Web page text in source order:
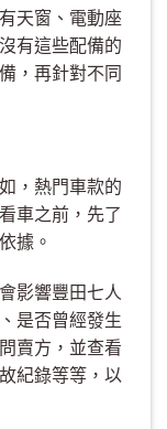
天窗、電動座
有這些配備的
，再針對不同
，熱門車款的
車之前，先了
據。
影響豐田七人
是否曾經發生
賣方，並查看
紀錄等等，以